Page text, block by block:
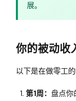
展。
你的被动收
以下是在做零工
第1周： 盘点你